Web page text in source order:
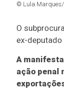
© Lula Marques/
O
ex-
A
ação penal